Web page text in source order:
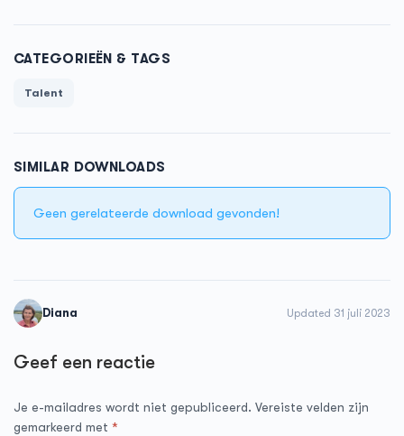
CATEGORIEËN & TAGS
Talent
SIMILAR DOWNLOADS
Geen gerelateerde download gevonden!
Diana Updated 31 juli 2023
Geef een reactie
Je e-mailadres wordt niet gepubliceerd. Vereiste velden zijn
gemarkeerd met *